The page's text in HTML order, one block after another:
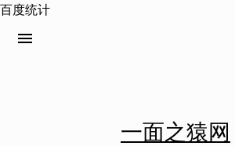
百度统计
menu
一面之猿网